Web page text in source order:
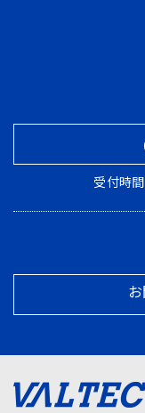
受付時間